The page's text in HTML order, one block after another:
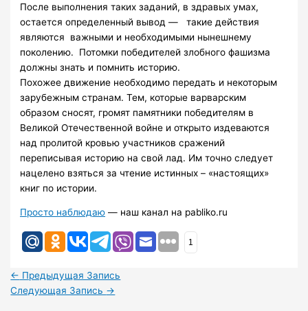
После выполнения таких заданий, в здравых умах,
остается определенный вывод — такие действия
являются важными и необходимыми нынешнему
поколению. Потомки победителей злобного фашизма
должны знать и помнить историю.
Похожее движение необходимо передать и некоторым
зарубежным странам. Тем, которые варварским
образом сносят, громят памятники победителям в
Великой Отечественной войне и открыто издеваются
над пролитой кровью участников сражений
переписывая историю на свой лад. Им точно следует
нацелено взяться за чтение истинных – «настоящих»
книг по истории.
Просто наблюдаю — наш канал на pabliko.ru
1
← Предыдущая Запись
Следующая Запись →